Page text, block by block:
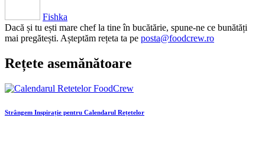
Fishka
Dacă și tu ești mare chef la tine în bucătărie, spune-ne ce bunătăți
mai pregătești. Așteptăm rețeta ta pe posta@foodcrew.ro
Rețete asemănătoare
Strângem Inspirație pentru Calendarul Rețetelor